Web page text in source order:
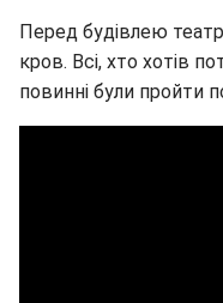
Перед будівлею
кров. Всі, хто хотів
повинні були пройти